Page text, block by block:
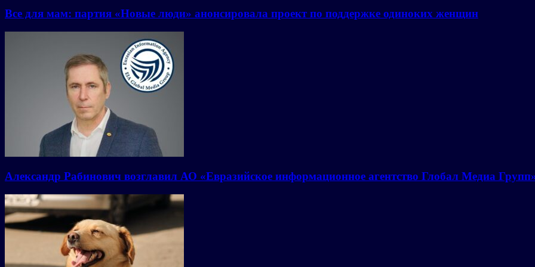
Все для мам: партия «Новые люди» анонсировала проект по поддержке одиноких женщин
Александр Рабинович возглавил АО «Евразийское информационное агентство Глобал Медиа